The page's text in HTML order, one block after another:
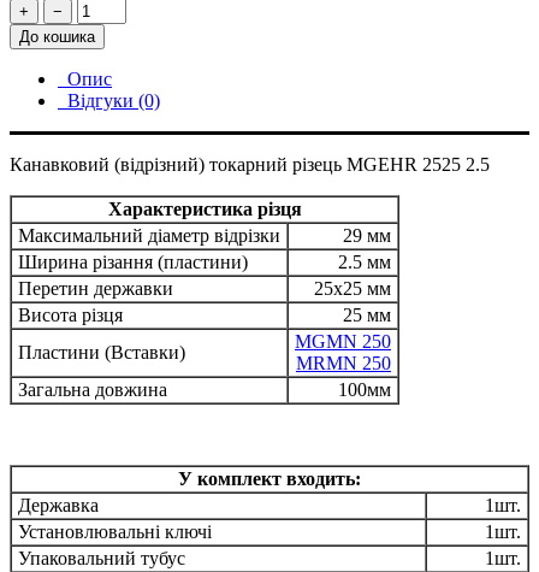
+
−
До кошика
Опис
Відгуки (0)
Канавковий (відрізний) токарний різець MGEHR 2525 2.5
Характеристика різця
Максимальний діаметр відрізки
29 мм
Ширина різання (пластини)
2.5 мм
Перетин державки
25x25 мм
Висота різця
25 мм
Пластини (Вставки)
MGMN 250
MRMN 250
Загальна довжина
100мм
У комплект входить:
Державка
1шт.
Установлювальні ключі
1шт.
Упаковальний тубус
1шт.